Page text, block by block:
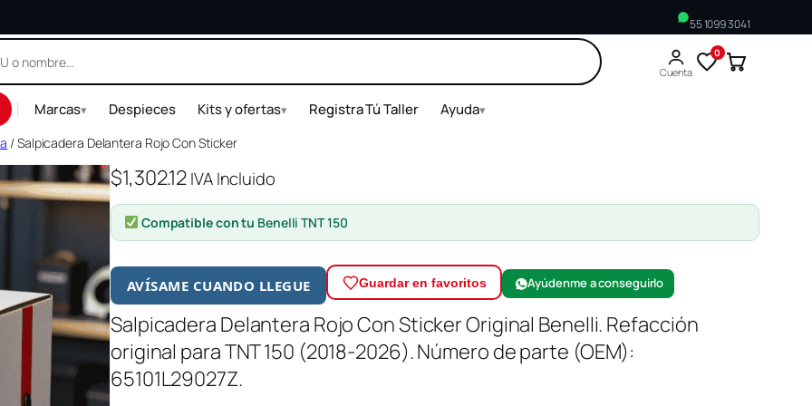
55 1099 3041
Cuenta
0
| Marcas▾ Despieces Kits y ofertas▾ Registra Tú Taller Ayuda▾
/ Salpicadera Delantera Rojo Con Sticker
$1,302.12 IVA Incluido
Compatible con tu Benelli TNT 150
AVÍSAME CUANDO LLEGUE Guardar en favoritos Ayúdenme a conseguirlo
Salpicadera Delantera Rojo Con Sticker Original Benelli. Refacción
original para TNT 150 (2018-2026). Número de parte (OEM):
65101L29027Z.